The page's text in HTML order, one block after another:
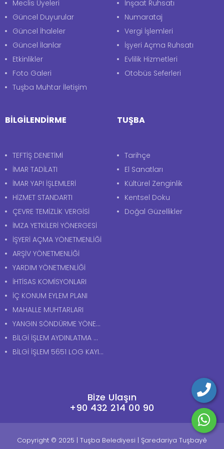
Meclis Üyeleri
Güncel Duyurular
Güncel İhaleler
Güncel İlanlar
Etkinlikler
Foto Galeri
Tuşba Muhtar İletişim
İnşaat Ruhsatı
Numarataj
Vergi İşlemleri
İşyeri Açma Ruhsatı
Evlilik Hizmetleri
Otobüs Seferleri
BİLGİLENDİRME
TEFTİŞ DENETİMİ
İMAR TADİLATI
İMAR YAPI İŞLEMLERİ
HİZMET STANDARTI
ÇEVRE TEMİZLİK VERGİSİ
İMZA YETKİLERİ YÖNERGESİ
İŞYERİ AÇMA YÖNETMENLİĞİ
ARŞİV YÖNETMENLİĞİ
YARDIM YÖNETMENLİĞİ
İHTİSAS KOMİSYONLARI
İÇ KONUM EYLEM PLANI
MAHALLE MUHTARLARI
YANGIN SÖNDÜRME YÖNERGESİ
BİLGİ İŞLEM AYDINLATMA METNİ
BİLGİ İŞLEM 5651 LOG KAYITLARI AYDINLATMA METNİ
TUŞBA
Tarihçe
El Sanatları
Kültürel Zenginlik
Kentsel Doku
Doğal Güzellikler
Bize Ulaşın
+90 432 214 00 90
Copyright © 2025 | Tuşba Belediyesi | Şaredariya Tuşbayê